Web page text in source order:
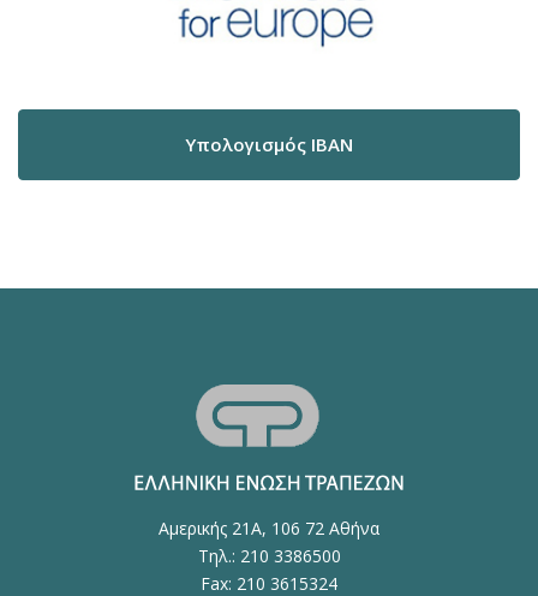
Υπολογισμός IBAN
Αμερικής 21Α, 106 72 Αθήνα
Τηλ.: 210 3386500
Fax: 210 3615324